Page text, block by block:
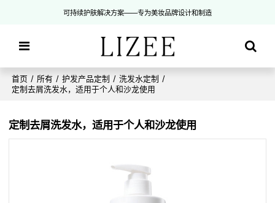
可持续护肤解决方案——专为美妆品牌设计和制造
首页 / 所有 / 护发产品定制 / 洗发水定制 /
定制去屑洗发水，适用于个人和沙龙使用
定制去屑洗发水，适用于个人和沙龙使用